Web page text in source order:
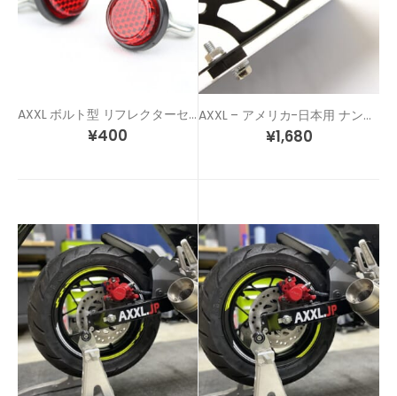
AXXL ボルト型 リフレクターセット
¥400
AXXL – アメリカ-日本用 ナンバー穴 変換ステーキット
¥1,680